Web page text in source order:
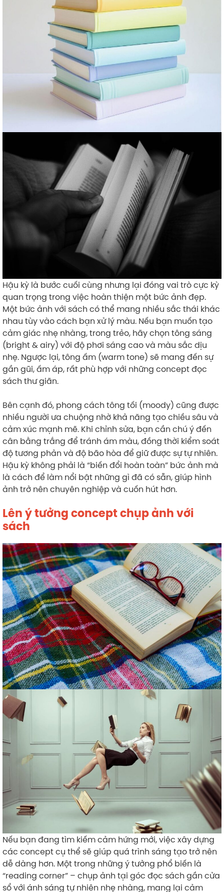
Hậu kỳ là bước cuối cùng nhưng lại đóng vai trò cực kỳ
quan trọng trong việc hoàn thiện một bức ảnh đẹp.
Một bức ảnh với sách có thể mang nhiều sắc thái khác
nhau tùy vào cách bạn xử lý màu. Nếu bạn muốn tạo
cảm giác nhẹ nhàng, trong trẻo, hãy chọn tông sáng
(bright & airy) với độ phơi sáng cao và màu sắc dịu
nhẹ. Ngược lại, tông ấm (warm tone) sẽ mang đến sự
gần gũi, ấm áp, rất phù hợp với những concept đọc
sách thư giãn.
Bên cạnh đó, phong cách tông tối (moody) cũng được
nhiều người ưa chuộng nhờ khả năng tạo chiều sâu và
cảm xúc mạnh mẽ. Khi chỉnh sửa, bạn cần chú ý đến
cân bằng trắng để tránh ám màu, đồng thời kiểm soát
độ tương phản và độ bão hòa để giữ được sự tự nhiên.
Hậu kỳ không phải là “biến đổi hoàn toàn” bức ảnh mà
là cách để làm nổi bật những gì đã có sẵn, giúp hình
ảnh trở nên chuyên nghiệp và cuốn hút hơn.
Lên ý tưởng concept chụp ảnh với
sách
Nếu bạn đang tìm kiếm cảm hứng mới, việc xây dựng
các concept cụ thể sẽ giúp quá trình sáng tạo trở nên
dễ dàng hơn. Một trong những ý tưởng phổ biến là
“reading corner” – chụp ảnh tại góc đọc sách gần cửa
sổ với ánh sáng tự nhiên nhẹ nhàng, mang lại cảm